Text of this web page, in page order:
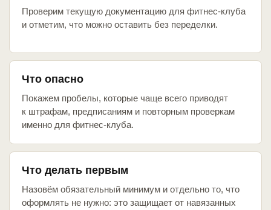
Проверим текущую документацию для фитнес-клуба
и отметим, что можно оставить без переделки.
Что опасно
Покажем пробелы, которые чаще всего приводят
к штрафам, предписаниям и повторным проверкам
именно для фитнес-клуба.
Что делать первым
Назовём обязательный минимум и отдельно то, что
оформлять не нужно: это защищает от навязанных